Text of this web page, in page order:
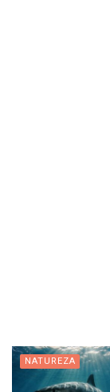
NATUREZA